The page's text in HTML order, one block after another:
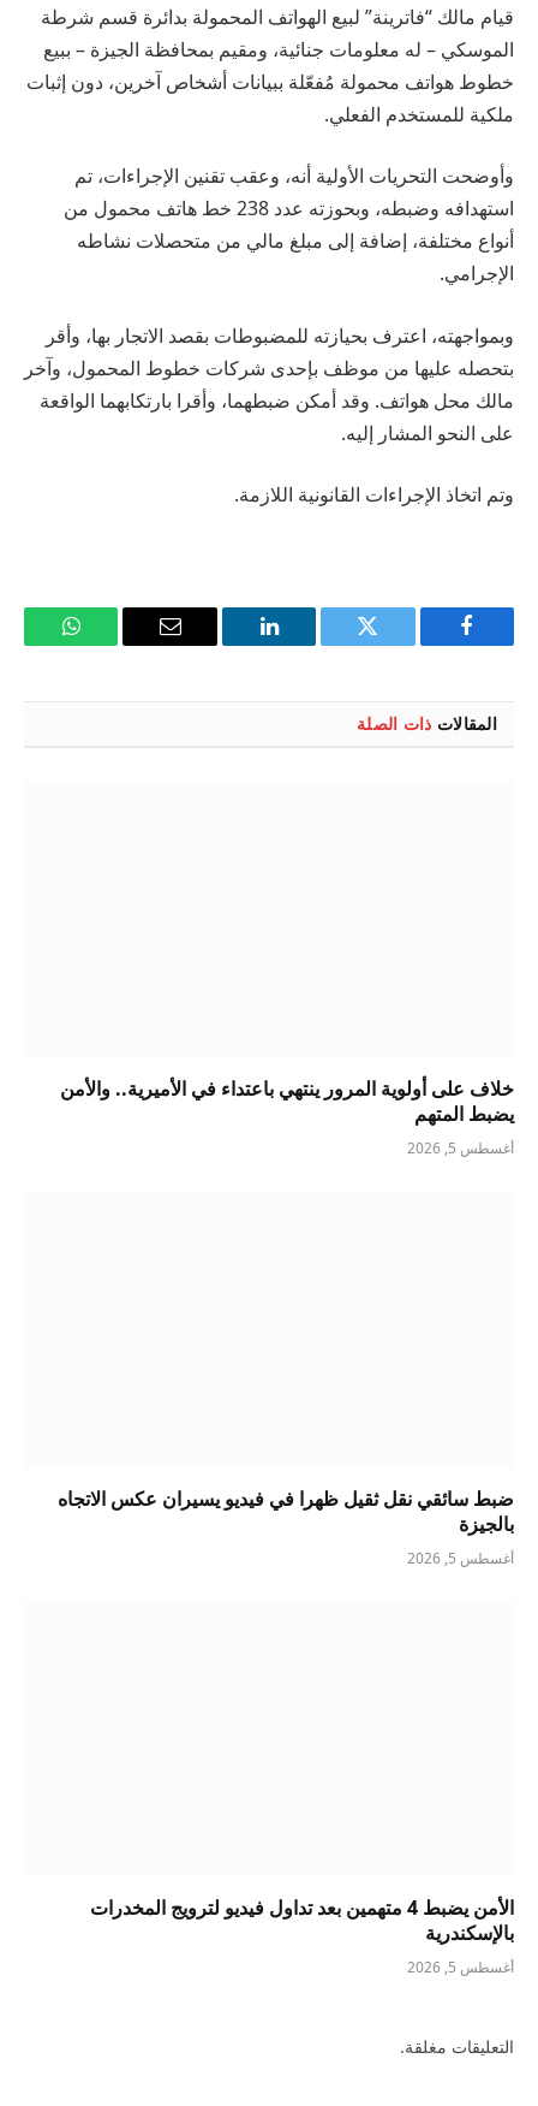
قيام مالك “فاترينة” لبيع الهواتف المحمولة بدائرة قسم شرطة
الموسكي – له معلومات جنائية، ومقيم بمحافظة الجيزة – ببيع
خطوط هواتف محمولة مُفعّلة ببيانات أشخاص آخرين، دون إثبات
ملكية للمستخدم الفعلي.
وأوضحت التحريات الأولية أنه، وعقب تقنين الإجراءات، تم
استهدافه وضبطه، وبحوزته عدد 238 خط هاتف محمول من
أنواع مختلفة، إضافة إلى مبلغ مالي من متحصلات نشاطه
الإجرامي.
وبمواجهته، اعترف بحيازته للمضبوطات بقصد الاتجار بها، وأقر
بتحصله عليها من موظف بإحدى شركات خطوط المحمول، وآخر
مالك محل هواتف. وقد أمكن ضبطهما، وأقرا بارتكابهما الواقعة
على النحو المشار إليه.
وتم اتخاذ الإجراءات القانونية اللازمة.
فيسبوك تويتر لينكدإن
البريد
واتساب
المقالات ذات الصلة
خلاف على أولوية المرور ينتهي باعتداء في الأميرية.. والأمن
يضبط المتهم
أغسطس 5, 2026
ضبط سائقي نقل ثقيل ظهرا في فيديو يسيران عكس الاتجاه
بالجيزة
أغسطس 5, 2026
الأمن يضبط 4 متهمين بعد تداول فيديو لترويج المخدرات
بالإسكندرية
أغسطس 5, 2026
التعليقات مغلقة.